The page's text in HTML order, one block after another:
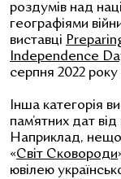
роздумів над
географіями
виставці ​​
Independence
серпня 2022
Інша категорія
пам’ятних дат
Наприклад,
«Світ Сковороди
ювілею